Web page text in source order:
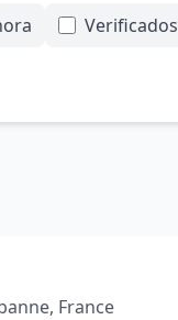
Verificados
France